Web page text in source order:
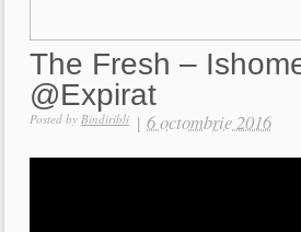
The Fresh –
@Expirat
Posted by Bindiribli | 6 octombrie 2016